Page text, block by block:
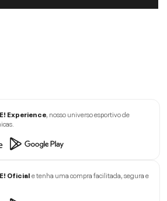
Experience , nosso universo esportivo de
Oficiale tenha uma compra facilitada, segura e